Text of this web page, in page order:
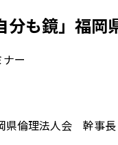
分も鏡」福
ー
県倫理法人会 幹事